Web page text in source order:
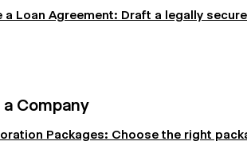
a Loan Agreement: Draft a legally
Company
Packages: Choose the right